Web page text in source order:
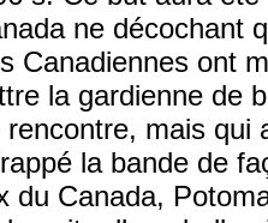
ne décochant
Canadiennes ont
la gardienne de
mais qui
la bande de
du Canada,